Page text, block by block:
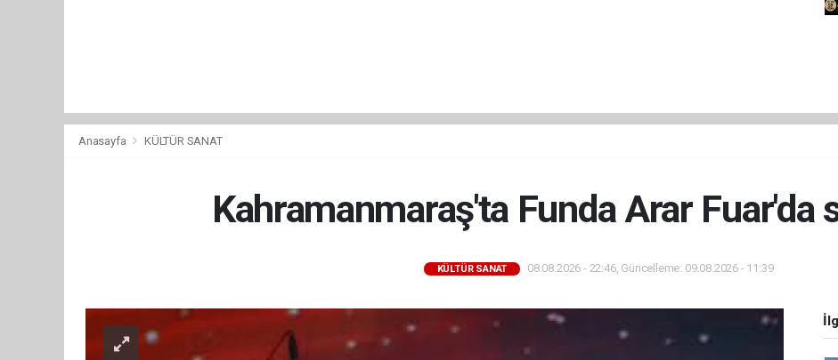
Anasayfa KÜLTÜR SANAT
Kahramanmaraş'ta Funda Arar Fuar'da
KÜLTÜR SANAT 08.08.2026 - 22:46, Güncelleme: 09.08.2026 - 11:39